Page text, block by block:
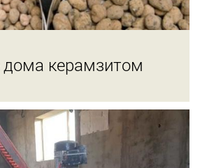
дома керамзитом